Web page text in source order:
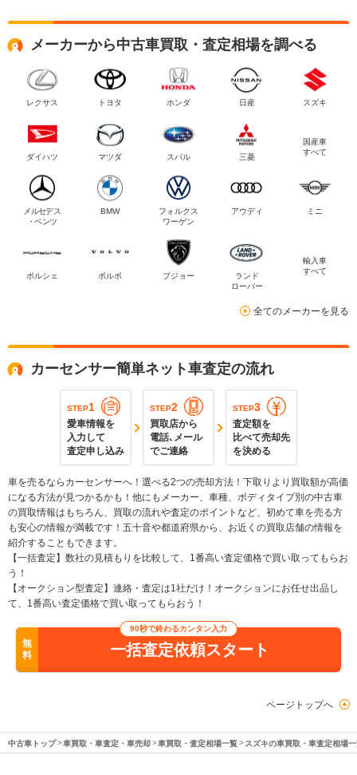
メーカーから中古車買取・査定相場を調べる
レクサス トヨタ ホンダ 日産 スズキ
ダイハツ マツダ スバル 三菱
国産車
すべて
メルセデス
・ベンツ
BMW
フォルクス
ワーゲン
アウディ ミニ
ポルシェ ボルボ プジョー
ランド
ローバー
輸入車
すべて
全てのメーカーを見る
カーセンサー簡単ネット車査定の流れ
STEP1
愛車情報を
入力して
査定申し込み
STEP2
買取店から
電話､メール
でご連絡
STEP3
査定額を
比べて売却先
を決める
車を売るならカーセンサーへ！選べる2つの売却方法！下取りより買取額が高価
になる方法が見つかるかも！他にもメーカー、車種、ボディタイプ別の中古車
の買取情報はもちろん、買取の流れや査定のポイントなど、初めて車を売る方
も安心の情報が満載です！五十音や都道府県から、お近くの買取店舗の情報を
紹介することもできます。
【一括査定】数社の見積もりを比較して、1番高い査定価格で買い取ってもらお
う！
【オークション型査定】連絡・査定は1社だけ！オークションにお任せ出品し
て、1番高い査定価格で買い取ってもらおう！
無
料
90秒で終わるカンタン入力
一括査定依頼スタート
ページトップへ
中古車トップ 車買取・車査定・車売却 車買取・査定相場一覧 スズキの車買取・車査定相場